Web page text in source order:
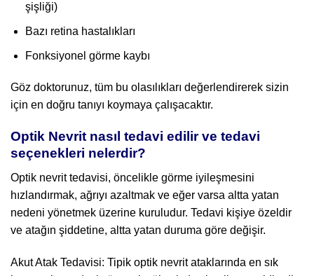
şişliği)
Bazı retina hastalıkları
Fonksiyonel görme kaybı
Göz doktorunuz, tüm bu olasılıkları değerlendirerek sizin
için en doğru tanıyı koymaya çalışacaktır.
Optik Nevrit nasıl tedavi edilir ve tedavi
seçenekleri nelerdir?
Optik nevrit tedavisi, öncelikle görme iyileşmesini
hızlandırmak, ağrıyı azaltmak ve eğer varsa altta yatan
nedeni yönetmek üzerine kuruludur. Tedavi kişiye özeldir
ve atağın şiddetine, altta yatan duruma göre değişir.
Akut Atak Tedavisi: Tipik optik nevrit ataklarında en sık